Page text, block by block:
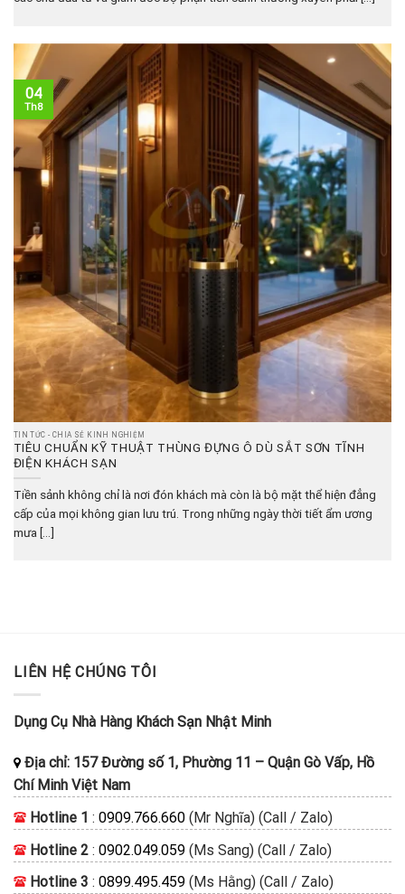
TIN TỨC - CHIA SẺ KINH NGHIỆM
TIÊU CHUẨN KỸ THUẬT THÙNG ĐỰNG Ô DÙ SẮT SƠN TĨNH
ĐIỆN KHÁCH SẠN
Tiền sảnh không chỉ là nơi đón khách mà còn là bộ mặt thể hiện đẳng
cấp của mọi không gian lưu trú. Trong những ngày thời tiết ẩm ương
mưa [...]
04
Th8
LIÊN HỆ CHÚNG TÔI
Dụng Cụ Nhà Hàng Khách Sạn Nhật Minh
Địa chỉ: 157 Đường số 1, Phường 11 – Quận Gò Vấp, Hồ
Chí Minh Việt Nam
Hotline 1 : 0909.766.660 (Mr Nghĩa) (Call / Zalo)
Hotline 2 : 0902.049.059 (Ms Sang) (Call / Zalo)
Hotline 3 : 0899.495.459 (Ms Hằng) (Call / Zalo)